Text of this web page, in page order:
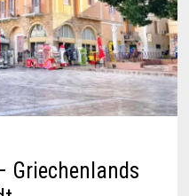
Griechenlands